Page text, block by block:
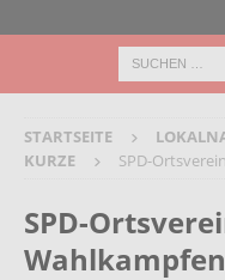
STARTSEITE
KURZE
SPD-
SPD-